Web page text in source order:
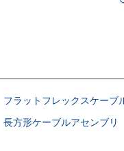
フラットフレックスケーブ
長方形ケーブルアセンブリ